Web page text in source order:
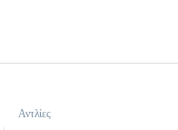
Αντλίες